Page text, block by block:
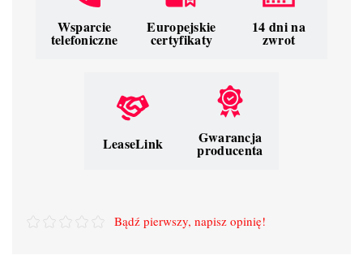
Wsparcie
telefoniczne
Europejskie
certyfikaty
14 dni na
zwrot
LeaseLink Gwarancja
producenta
Bądź pierwszy, napisz opinię!